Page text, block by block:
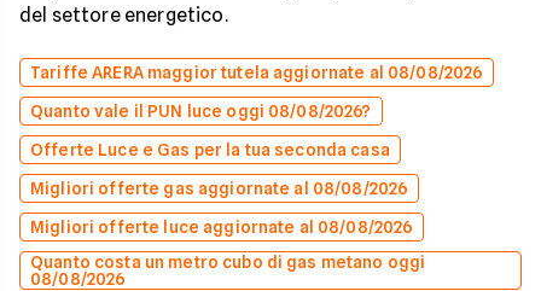
del settore energetico.
Tariffe ARERA maggior tutela aggiornate al 08/08/2026
Quanto vale il PUN luce oggi 08/08/2026?
Offerte Luce e Gas per la tua seconda casa
Migliori offerte gas aggiornate al 08/08/2026
Migliori offerte luce aggiornate al 08/08/2026
Quanto costa un metro cubo di gas metano oggi
08/08/2026